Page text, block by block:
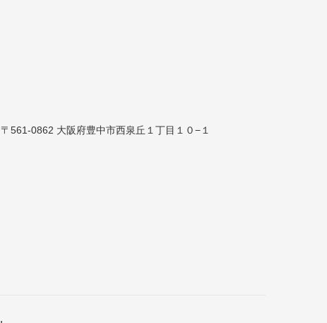
〒561-0862 大阪府豊中市西泉丘１丁目１０−１